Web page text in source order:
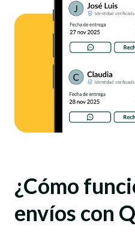
¿Cómo
envíos con